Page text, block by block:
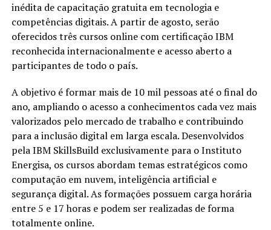
inédita de capacitação gratuita em tecnologia e
competências digitais. A partir de agosto, serão
oferecidos três cursos online com certificação IBM
reconhecida internacionalmente e acesso aberto a
participantes de todo o país.
A objetivo é formar mais de 10 mil pessoas até o final do
ano, ampliando o acesso a conhecimentos cada vez mais
valorizados pelo mercado de trabalho e contribuindo
para a inclusão digital em larga escala. Desenvolvidos
pela IBM SkillsBuild exclusivamente para o Instituto
Energisa, os cursos abordam temas estratégicos como
computação em nuvem, inteligência artificial e
segurança digital. As formações possuem carga horária
entre 5 e 17 horas e podem ser realizadas de forma
totalmente online.